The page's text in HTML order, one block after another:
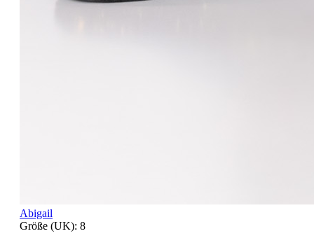
Abigail
Größe (UK): 8